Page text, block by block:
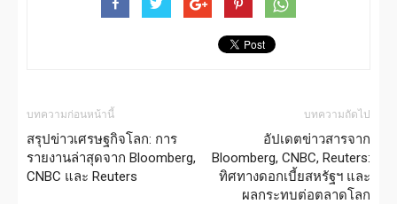
บทความก่อนหน้านี้
สรุปข่าวเศรษฐกิจโลก: การ
รายงานล่าสุดจาก Bloomberg,
CNBC และ Reuters
บทความถัดไป
อัปเดตข่าวสารจาก
Bloomberg, CNBC, Reuters:
ทิศทางดอกเบี้ยสหรัฐฯ และ
ผลกระทบต่อตลาดโลก